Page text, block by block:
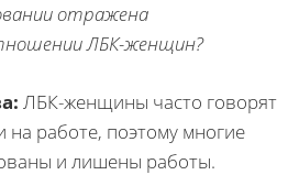
отражена
ЛБК-женщин?
ЛБК-женщины часто говорят
на работе, поэтому многие
и лишены работы.